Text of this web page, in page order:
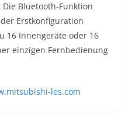
Bluetooth-Funktion
Erstkonfiguration
16 Innengeräte oder 16
einzigen Fernbedienung
les.com